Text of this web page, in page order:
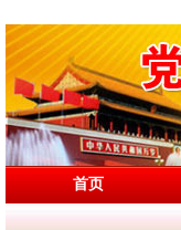
首页